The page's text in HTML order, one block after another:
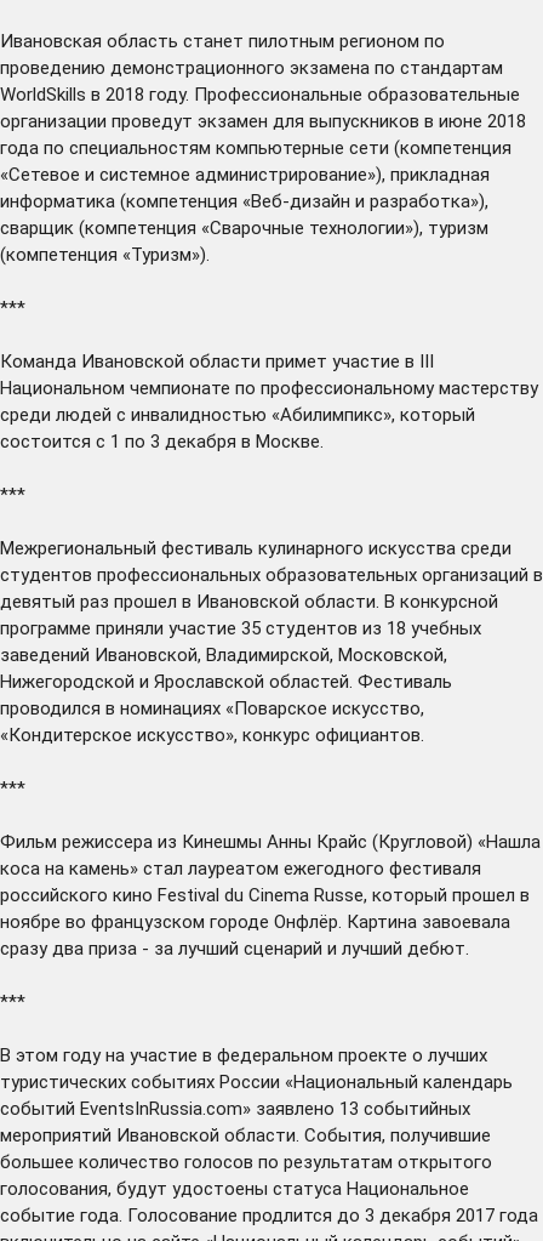
Ивановская область станет пилотным регионом по
проведению демонстрационного экзамена по стандартам
WorldSkills в 2018 году. Профессиональные образовательные
организации проведут экзамен для выпускников в июне 2018
года по специальностям компьютерные сети (компетенция
«Сетевое и системное администрирование»), прикладная
информатика (компетенция «Веб-дизайн и разработка»),
сварщик (компетенция «Сварочные технологии»), туризм
(компетенция «Туризм»).
***
Команда Ивановской области примет участие в III
Национальном чемпионате по профессиональному мастерству
среди людей с инвалидностью «Абилимпикс», который
состоится с 1 по 3 декабря в Москве.
***
Межрегиональный фестиваль кулинарного искусства среди
студентов профессиональных образовательных организаций в
девятый раз прошел в Ивановской области. В конкурсной
программе приняли участие 35 студентов из 18 учебных
заведений Ивановской, Владимирской, Московской,
Нижегородской и Ярославской областей. Фестиваль
проводился в номинациях «Поварское искусство,
«Кондитерское искусство», конкурс официантов.
***
Фильм режиссера из Кинешмы Анны Крайс (Кругловой) «Нашла
коса на камень» стал лауреатом ежегодного фестиваля
российского кино Festival du Cinema Russe, который прошел в
ноябре во французском городе Онфлёр. Картина завоевала
сразу два приза - за лучший сценарий и лучший дебют.
***
В этом году на участие в федеральном проекте о лучших
туристических событиях России «Национальный календарь
событий EventsInRussia.com» заявлено 13 событийных
мероприятий Ивановской области. События, получившие
большее количество голосов по результатам открытого
голосования, будут удостоены статуса Национальное
событие года. Голосование продлится до 3 декабря 2017 года